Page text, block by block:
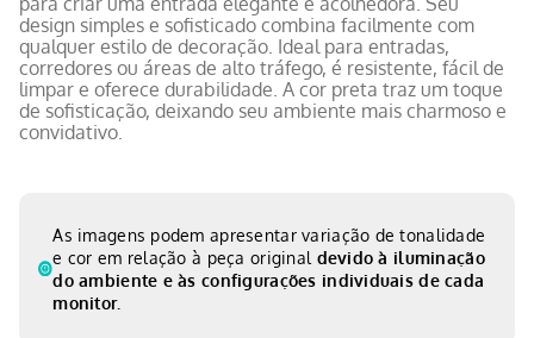
design simples e sofisticado combina facilmente com
qualquer estilo de decoração. Ideal para entradas,
corredores ou áreas de alto tráfego, é resistente, fácil de
limpar e oferece durabilidade. A cor preta traz um toque
de sofisticação, deixando seu ambiente mais charmoso e
convidativo.
As imagens podem apresentar variação de tonalidade
e cor em relação à peça original devido à iluminação
do ambiente e às configurações individuais de cada
monitor.